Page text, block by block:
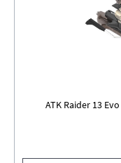
ATK Raider 13